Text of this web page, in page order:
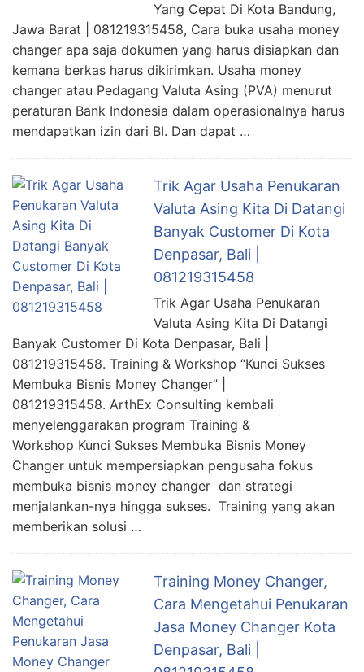
Yang Cepat Di Kota Bandung,
Jawa Barat | 081219315458, Cara buka usaha money
changer apa saja dokumen yang harus disiapkan dan
kemana berkas harus dikirimkan. Usaha money
changer atau Pedagang Valuta Asing (PVA) menurut
peraturan Bank Indonesia dalam operasionalnya harus
mendapatkan izin dari BI. Dan dapat …
Trik Agar Usaha Penukaran
Valuta Asing Kita Di Datangi
Banyak Customer Di Kota
Denpasar, Bali |
081219315458
Trik Agar Usaha Penukaran
Valuta Asing Kita Di Datangi
Banyak Customer Di Kota Denpasar, Bali |
081219315458. Training & Workshop “Kunci Sukses
Membuka Bisnis Money Changer” |
081219315458. ArthEx Consulting kembali
menyelenggarakan program Training &
Workshop Kunci Sukses Membuka Bisnis Money
Changer untuk mempersiapkan pengusaha fokus
membuka bisnis money changer dan strategi
menjalankan-nya hingga sukses. Training yang akan
memberikan solusi …
Training Money Changer,
Cara Mengetahui Penukaran
Jasa Money Changer Kota
Denpasar, Bali |